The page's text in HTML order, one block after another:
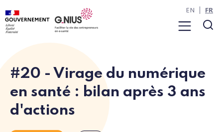
Panneau de gestion des cookies
Aller au contenu
Aller à la navigation
Menu
EN FR
#20 - Virage du numérique
en santé : bilan après 3 ans
d'actions